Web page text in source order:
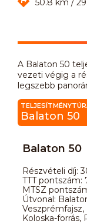
50.8 km /
A Balaton 50
vezeti végig a
legszebb
Balaton 50
Balaton 50
Részvételi díj:
TTT pontszám:
MTSZ
Útvonal:
Veszprémfajsz,
Koloska-